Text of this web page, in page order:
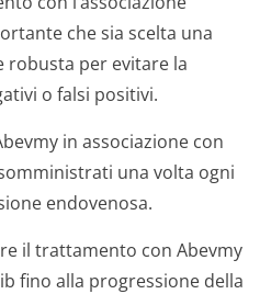
che sia scelta una
robusta per evitare la
o falsi positivi.
in associazione con
una volta ogni
endovenosa.
il trattamento con Abevmy
fino alla progressione della